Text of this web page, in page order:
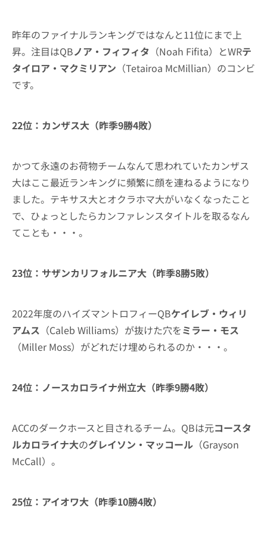
昨年のファイナルランキングではなんと11位にまで上
昇。注目はQBノア・フィフィタ （Noah Fifita）とWRテ
タイロア・マクミリアン （Tetairoa McMillian）のコンビ
です。
22位：カンザス大（昨季9勝4敗）
かつて永遠のお荷物チームなんて思われていたカンザス
大はここ最近ランキングに頻繁に顔を連ねるようになり
ました。テキサス大とオクラホマ大がいなくなったこと
で、ひょっとしたらカンファレンスタイトルを取るなん
てことも・・・。
23位：サザンカリフォルニア大（昨季8勝5敗）
2022年度のハイズマントロフィーQBケイレブ・ウィリ
アムス （Caleb Williams）が抜けた穴をミラー・モス
（Miller Moss）がどれだけ埋められるのか・・・。
24位：ノースカロライナ州立大（昨季9勝4敗）
ACCのダークホースと目されるチーム。QBは元コースタ
ルカロライナ大のグレイソン・マッコール （Grayson
McCall）。
25位：アイオワ大（昨季10勝4敗）